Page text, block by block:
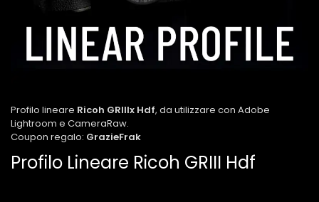
Profilo lineare Ricoh GRIIIx Hdf, da utilizzare con Adobe
Lightroom e CameraRaw.
Coupon regalo: GrazieFrak
Profilo Lineare Ricoh GRIII Hdf